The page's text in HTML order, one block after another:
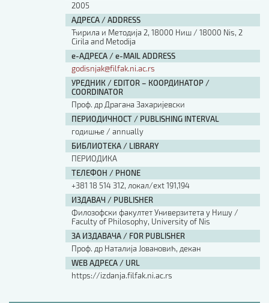
2005
АДРЕСА / ADDRESS
Ћирила и Методија 2, 18000 Ниш / 18000 Nis, 2
Cirila and Metodija
е-АДРЕСА / e-MAIL ADDRESS
godisnjak@filfak.ni.ac.rs
УРЕДНИК / EDITOR – КООРДИНАТОР /
COORDINATOR
Проф. др Драгана Захаријевски
ПЕРИОДИЧНОСТ / PUBLISHING INTERVAL
годишње / annually
БИБЛИОТЕКА / LIBRARY
ПЕРИОДИКА
ТЕЛЕФОН / PHONE
+381 18 514 312, локал/ext 191,194
ИЗДАВАЧ / PUBLISHER
Филозофски факултет Универзитета у Нишу /
Faculty of Philosophy, University of Nis
ЗА ИЗДАВАЧА / FOR PUBLISHER
Проф. др Наталија Јовановић, декан
WEB АДРЕСА / URL
https://izdanja.filfak.ni.ac.rs